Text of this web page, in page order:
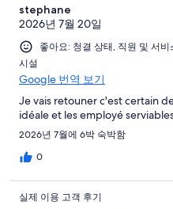
117
중
29
개
후
기
중
개
이
용
후
중
개
요.
161
개
이
용
후
기
중
후
기
stephane
2026년 7월 20일
좋아요: 청결 상태, 직원 및 서
시설
Google 번역 보기
Je vais retouner c'est certain
idéale et les employé
2026년 7월에 6박 숙박함
0
실제 이용 고객 후기